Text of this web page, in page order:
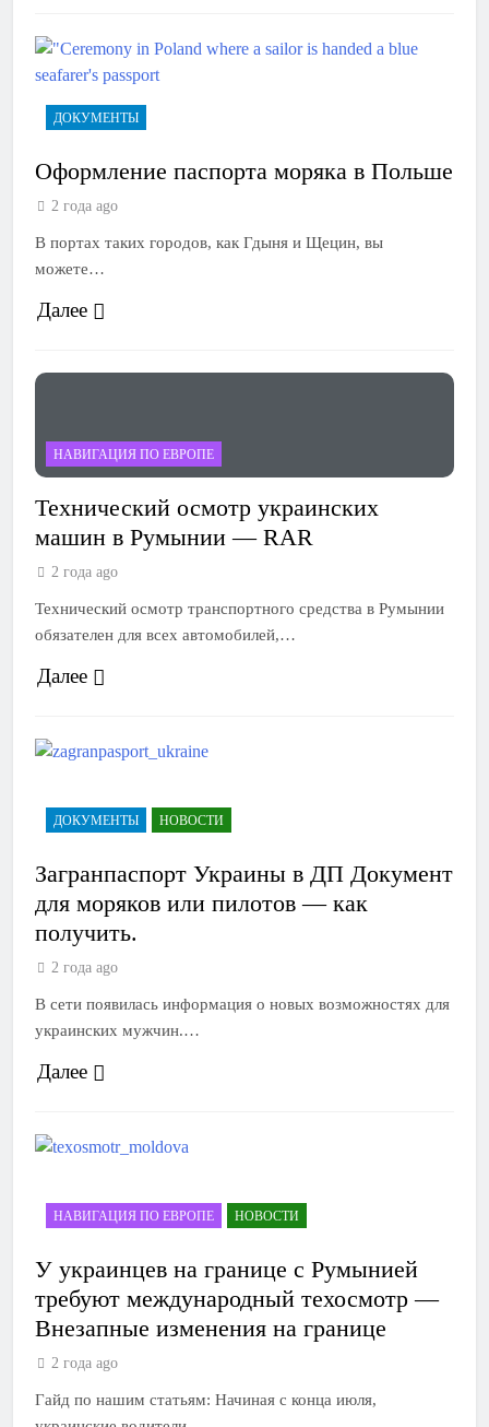
ДОКУМЕНТЫ
Оформление паспорта моряка в Польше
2 года ago
В портах таких городов, как Гдыня и Щецин, вы
можете…
Далее
НАВИГАЦИЯ ПО ЕВРОПЕ
Технический осмотр украинских
машин в Румынии — RAR
2 года ago
Технический осмотр транспортного средства в Румынии
обязателен для всех автомобилей,…
Далее
ДОКУМЕНТЫ НОВОСТИ
Загранпаспорт Украины в ДП Документ
для моряков или пилотов — как
получить.
2 года ago
В сети появилась информация о новых возможностях для
украинских мужчин.…
Далее
НАВИГАЦИЯ ПО ЕВРОПЕ НОВОСТИ
У украинцев на границе с Румынией
требуют международный техосмотр —
Внезапные изменения на границе
2 года ago
Гайд по нашим статьям: Начиная с конца июля,